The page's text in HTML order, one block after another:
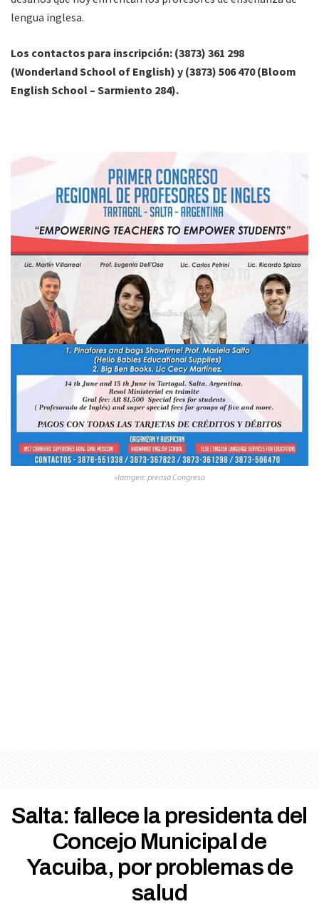
lengua inglesa.
Los contactos para inscripción: (3873) 361 298
(Wonderland School of English) y (3873) 506 470 (Bloom
English School – Sarmiento 284).
»Iamgen: prensa Congreso
Salta: fallece la presidenta del
Concejo Municipal de
Yacuiba, por problemas de
salud